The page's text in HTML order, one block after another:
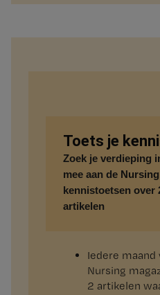
Toets je
Zoek je verdieping
mee aan de
kennistoetsen over
artikelen
Iedere
Nursing
2 artikelen